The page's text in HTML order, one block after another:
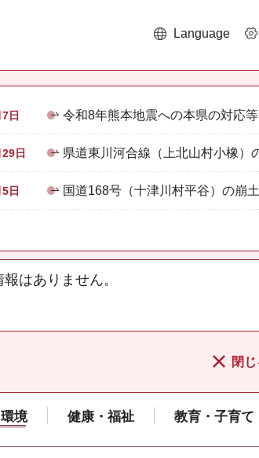
Language
日 令和8年熊本地震への本県の対応
日 県道東川河合線（上北山村小橡）
日 国道168号（十津川村平谷）の崩
はありません。
閉じ
境 健康・福祉 教育・子育て